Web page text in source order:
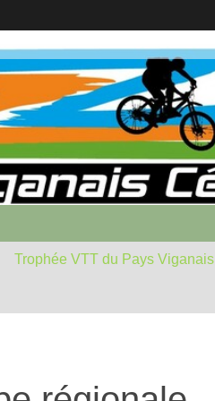
Trophée VTT du Pays Viganais